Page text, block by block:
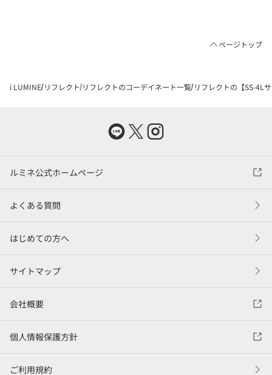
ページトップ
i LUMINE リフレクト リフレクトのコーデイネート一覧 リフレクトの【SS-4L
ルミネ公式ホームページ
よくある質問
はじめての方へ
サイトマップ
会社概要
個人情報保護方針
ご利用規約